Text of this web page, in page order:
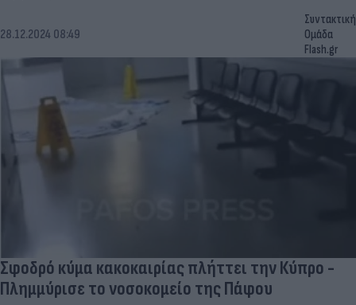
28.12.2024 08:49
Συντακτική
Ομάδα
Flash.gr
Σφοδρό κύμα κακοκαιρίας πλήττει την Κύπρο -
Πλημμύρισε το νοσοκομείο της Πάφου